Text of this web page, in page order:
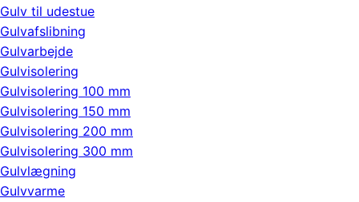
Gulv til udestue
Gulvafslibning
Gulvarbejde
Gulvisolering
Gulvisolering 100 mm
Gulvisolering 150 mm
Gulvisolering 200 mm
Gulvisolering 300 mm
Gulvlægning
Gulvvarme